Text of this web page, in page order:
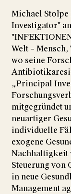
Michael
Investigator"
Welt –
wo seine
„Principal
mitgegründet
neuartiger
individuelle
exogene
Nachhaltigkeit
Steuerung von
in neue
Management